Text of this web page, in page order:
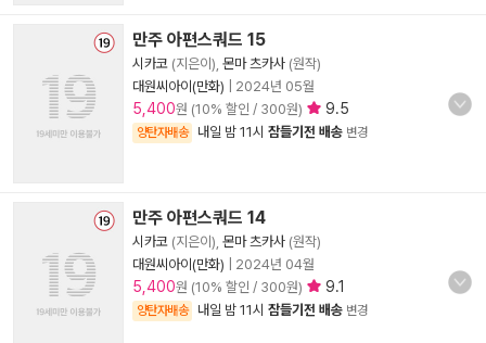
만주 아편스쿼드 15
시카코 (지은이), 몬마 츠카사 (원작)
대원씨아이(만화)
2024년 05월
5,400원 (10% 할인 / 300원) 9.5
양탄자배송 내일 밤 11시 잠들기전 배송 변경
만주 아편스쿼드 14
시카코 (지은이), 몬마 츠카사 (원작)
대원씨아이(만화)
2024년 04월
5,400원 (10% 할인 / 300원) 9.1
양탄자배송 내일 밤 11시 잠들기전 배송 변경